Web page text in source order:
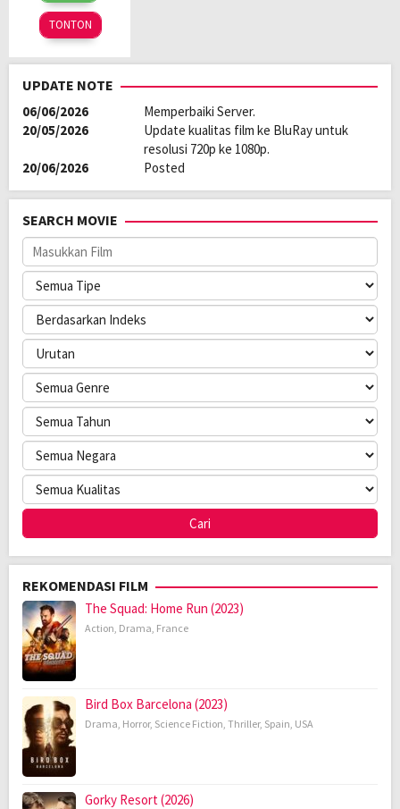
2023
TONTON
UPDATE NOTE
06/06/2026
Memperbaiki Server.
20/05/2026
Update kualitas film ke BluRay untuk
resolusi 720p ke 1080p.
20/06/2026
Posted
SEARCH MOVIE
REKOMENDASI FILM
The Squad: Home Run (2023)
Action Drama France
Bird Box Barcelona (2023)
Drama Horror, Science Fiction Thriller, Spain USA
Gorky Resort (2026)